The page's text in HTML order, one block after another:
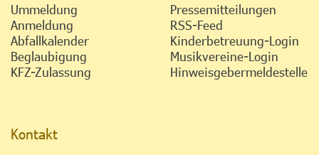
Ummeldung
Anmeldung
Abfallkalender
Beglaubigung
KFZ-Zulassung
Pressemitteilungen
RSS-Feed
Kinderbetreuung-Login
Musikvereine-Login
Hinweisgebermeldestelle
Kontakt